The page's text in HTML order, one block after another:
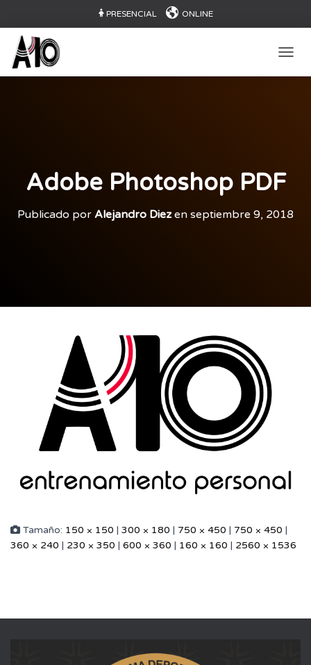
PRESENCIAL ONLINE
Adobe Photoshop PDF
Publicado por Alejandro Diezen septiembre 9, 2018
Tamaño: 150 × 150 | 300 × 180 | 750 × 450 | 750 × 450 |
360 × 240 | 230 × 350 | 600 × 360 | 160 × 160 | 2560 × 1536